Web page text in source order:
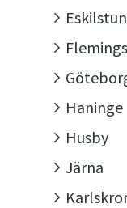
Haninge
Husby
Järna